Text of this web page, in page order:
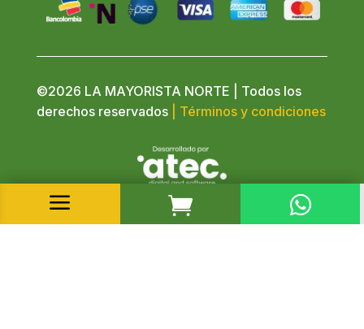
©2026 LA MAYORISTA NORTE | Todos los
derechos reservados
| Términos y condiciones
a  